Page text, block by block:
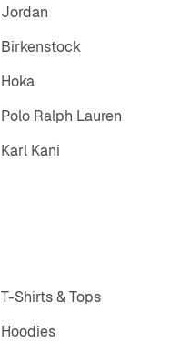
Jordan
Birkenstock
Hoka
Polo Ralph Lauren
Karl Kani
T-Shirts & Tops
Hoodies